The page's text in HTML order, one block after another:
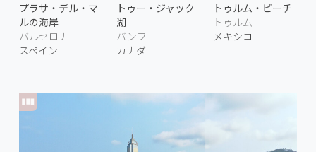
プラサ・デル・マ
ルの海岸
バルセロナ
スペイン
トゥー・ジャック
湖
バンフ
カナダ
トゥルム・ビーチ
トゥルム
メキシコ